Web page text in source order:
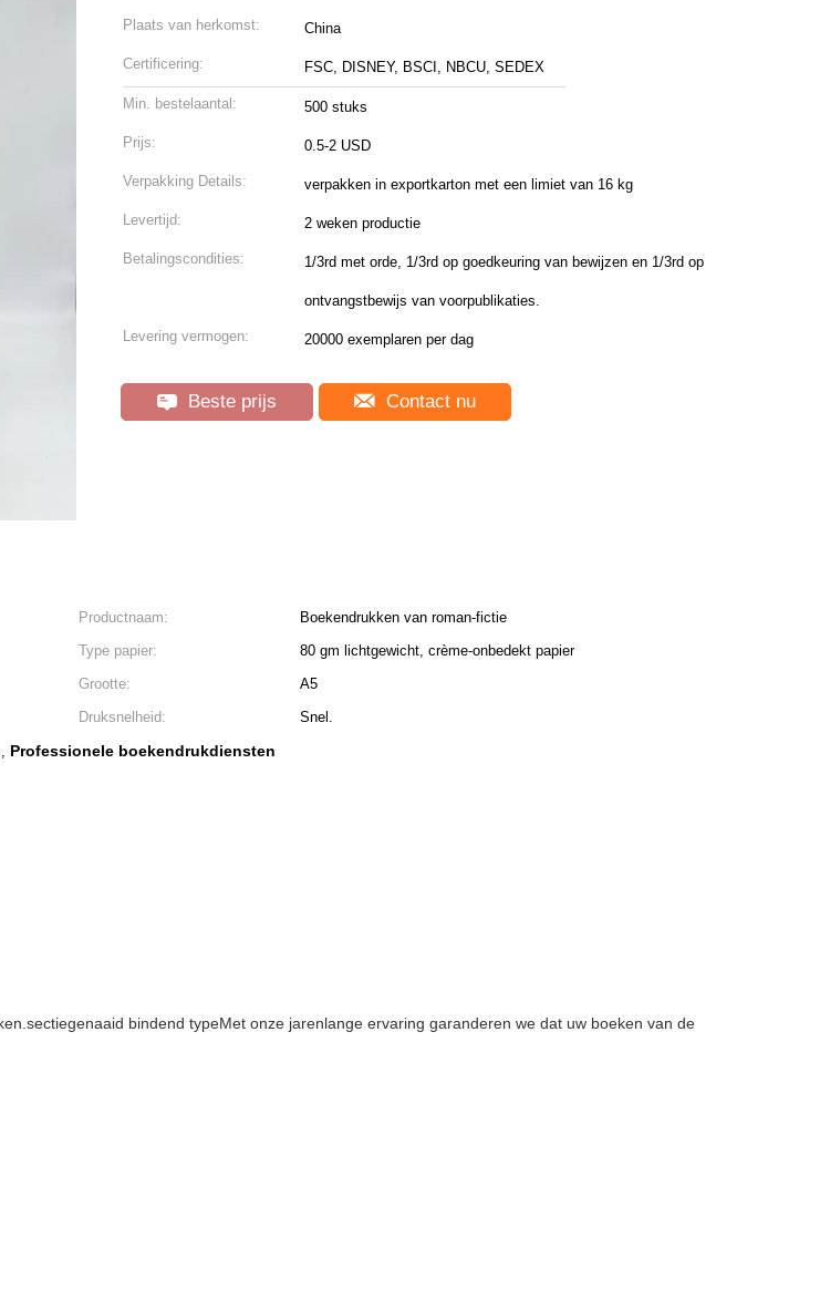
Plaats van herkomst: China
Certificering: FSC, DISNEY, BSCI, NBCU, SEDEX
Min. bestelaantal: 500 stuks
Prijs: 0.5-2 USD
Verpakking Details: verpakken in exportkarton met een limiet van 16 kg
Levertijd: 2 weken productie
Betalingscondities: 1/3rd met orde, 1/3rd op goedkeuring van bewijzen en 1/3rd op
ontvangstbewijs van voorpublikaties.
Levering vermogen: 20000 exemplaren per dag
Beste prijs Contact nu
Productnaam:
Boekendrukken van roman-fictie
Type papier:
80 gm lichtgewicht, crème-onbedekt papier
Grootte:
A5
Druksnelheid:
Snel.
, Professionele boekendrukdiensten
bindend typeMet onze jarenlange ervaring garanderen we dat uw boeken van de